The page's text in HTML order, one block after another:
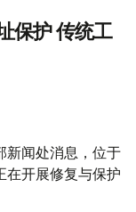
保护 传统工
新闻处消息，位于
在开展修复与保护